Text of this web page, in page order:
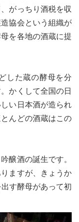
がっちり酒税を収
協会という組織が
を各地の酒蔵に提
した蔵の酵母を分
かくして全国の日
い日本酒が造られ
んどの酒蔵はこの
醸酒の誕生です。
ますが、きょうか
す酵母があって初